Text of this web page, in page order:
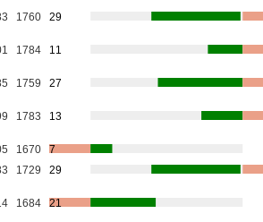
1760 29
1784 11
1759 27
1783 13
1670
7
1729 29
1684 21